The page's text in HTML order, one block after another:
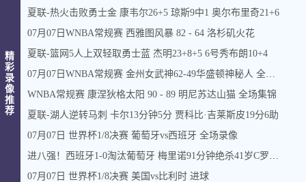
精
彩
录
像
推
荐
夏联-热火击败勇士金 康韦尔26+5 琼斯9中1 奥尔布里奇21+6
07月07日WNBA常规赛 西雅图风暴 82 - 64 洛杉矶火花
夏联-篮网5人上双轻取勇士蓝 杰明23+8+5 6号秀布朗10+4
07月07日WNBA常规赛 金州女武神62-49华盛顿神秘人 全场集锦
WNBA常规赛 康涅狄格太阳 90 - 89 明尼苏达山猫 全场集锦
夏联-湖人逆转马刺 卡尔13分钟5分 贾科比·吉莱斯皮19分6助
07月07日 世界杯1/8决赛 葡萄牙vs西班牙 全场录像
进八强！西班牙1-0淘汰葡萄牙 梅里诺91分钟绝杀41岁C罗最后一舞
07月07日 世界杯1/8决赛 美国vs比利时 进球